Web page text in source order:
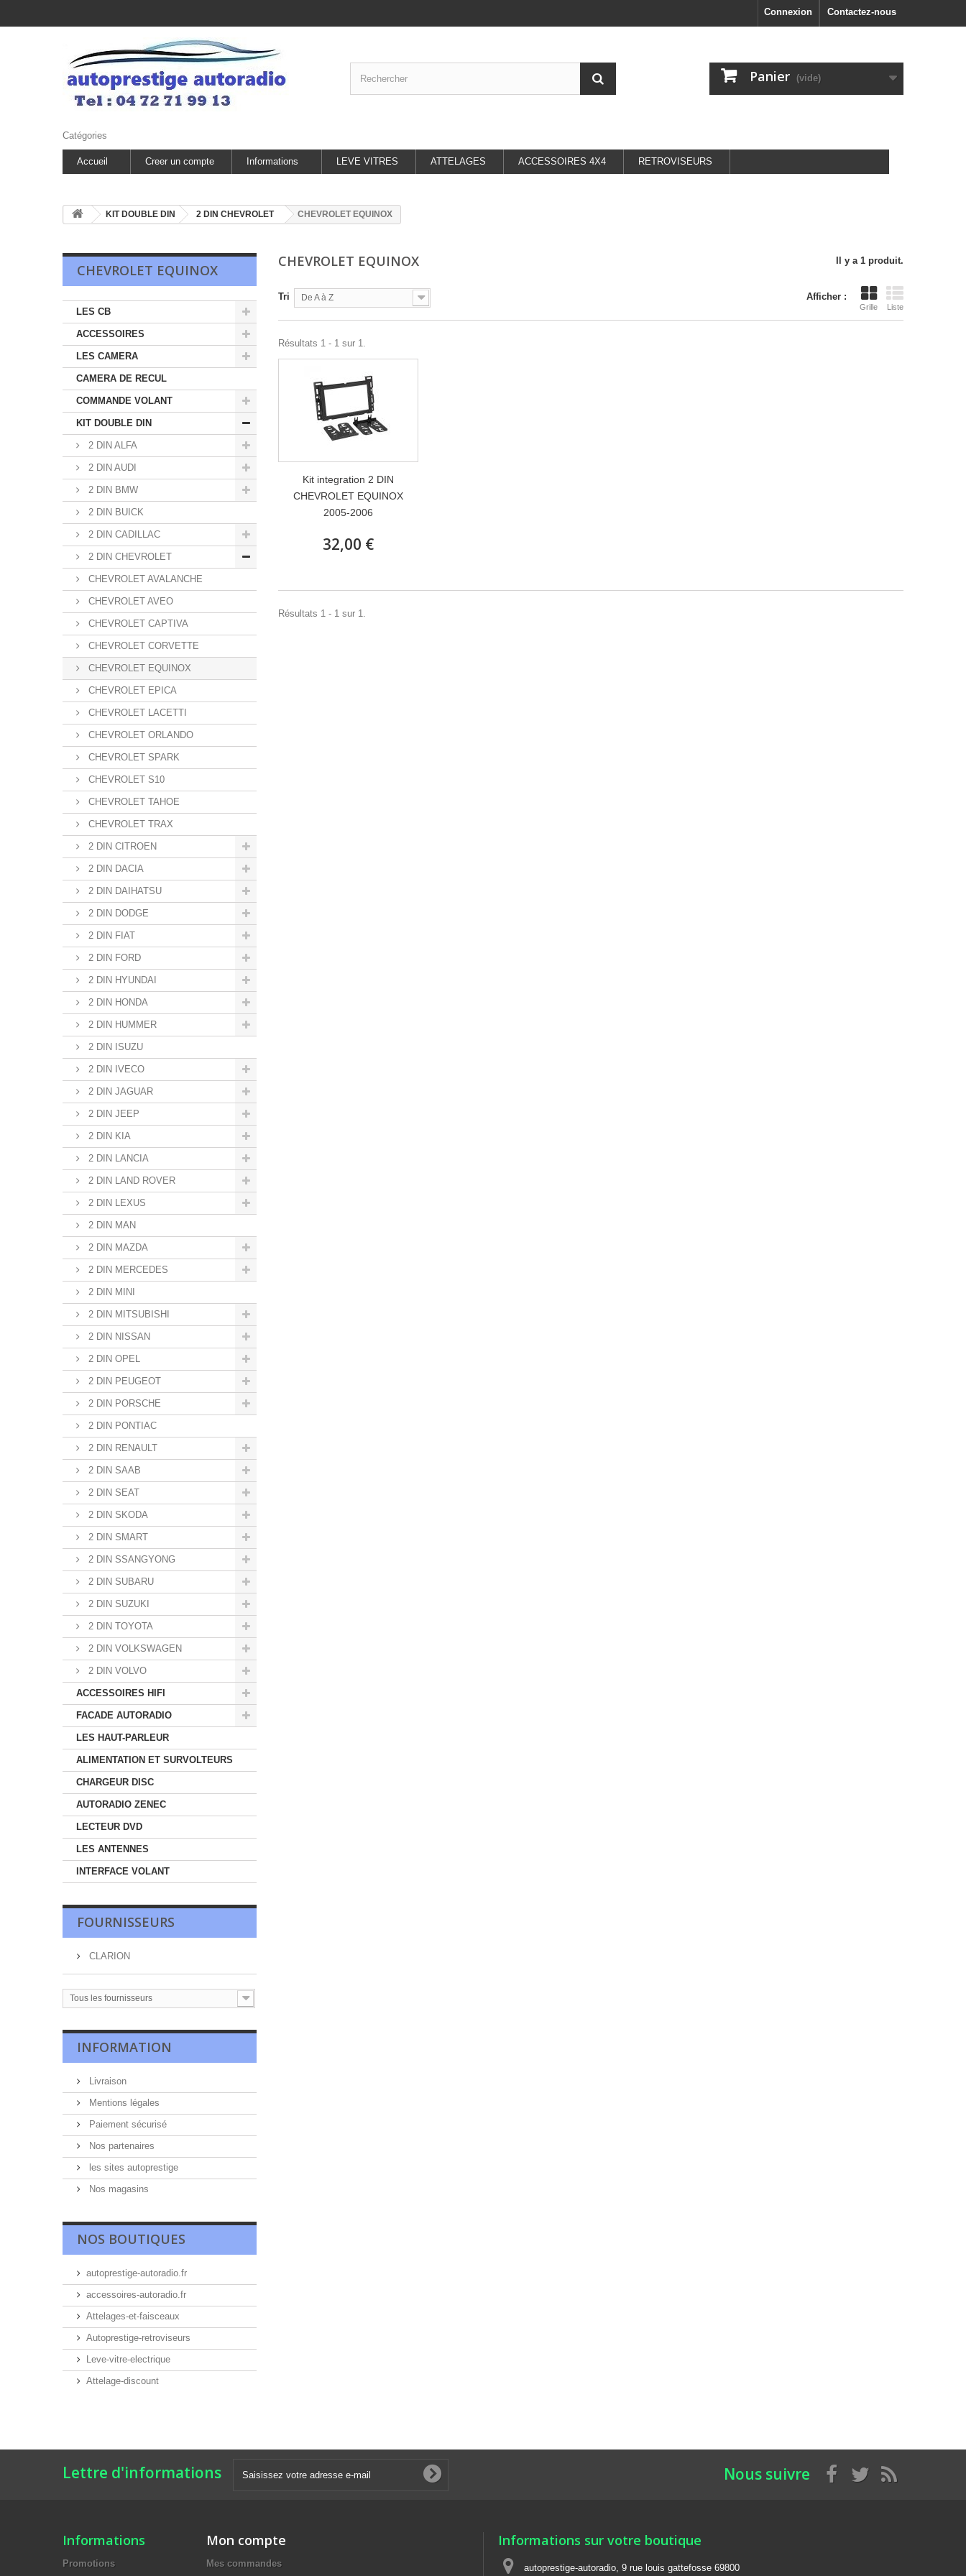
Contactez-nous
Connexion
Panier (vide)
Catégories
Accueil Creer un compte Informations LEVE VITRES ATTELAGES ACCESSOIRES 4X4 RETROVISEURS
KIT DOUBLE DIN 2 DIN CHEVROLET CHEVROLET EQUINOX
CHEVROLET EQUINOX
LES CB
ACCESSOIRES
LES CAMERA
CAMERA DE RECUL
COMMANDE VOLANT
KIT DOUBLE DIN
2 DIN ALFA
2 DIN AUDI
2 DIN BMW
2 DIN BUICK
2 DIN CADILLAC
2 DIN CHEVROLET
CHEVROLET AVALANCHE
CHEVROLET AVEO
CHEVROLET CAPTIVA
CHEVROLET CORVETTE
CHEVROLET EQUINOX
CHEVROLET EPICA
CHEVROLET LACETTI
CHEVROLET ORLANDO
CHEVROLET SPARK
CHEVROLET S10
CHEVROLET TAHOE
CHEVROLET TRAX
2 DIN CITROEN
2 DIN DACIA
2 DIN DAIHATSU
2 DIN DODGE
2 DIN FIAT
2 DIN FORD
2 DIN HYUNDAI
2 DIN HONDA
2 DIN HUMMER
2 DIN ISUZU
2 DIN IVECO
2 DIN JAGUAR
2 DIN JEEP
2 DIN KIA
2 DIN LANCIA
2 DIN LAND ROVER
2 DIN LEXUS
2 DIN MAN
2 DIN MAZDA
2 DIN MERCEDES
2 DIN MINI
2 DIN MITSUBISHI
2 DIN NISSAN
2 DIN OPEL
2 DIN PEUGEOT
2 DIN PORSCHE
2 DIN PONTIAC
2 DIN RENAULT
2 DIN SAAB
2 DIN SEAT
2 DIN SKODA
2 DIN SMART
2 DIN SSANGYONG
2 DIN SUBARU
2 DIN SUZUKI
2 DIN TOYOTA
2 DIN VOLKSWAGEN
2 DIN VOLVO
ACCESSOIRES HIFI
FACADE AUTORADIO
LES HAUT-PARLEUR
ALIMENTATION ET SURVOLTEURS
CHARGEUR DISC
AUTORADIO ZENEC
LECTEUR DVD
LES ANTENNES
INTERFACE VOLANT
FOURNISSEURS
CLARION
Tous les fournisseurs
INFORMATION
Livraison
Mentions légales
Paiement sécurisé
Nos partenaires
les sites autoprestige
Nos magasins
NOS BOUTIQUES
autoprestige-autoradio.fr
accessoires-autoradio.fr
Attelages-et-faisceaux
Autoprestige-retroviseurs
Leve-vitre-electrique
Attelage-discount
CHEVROLET EQUINOX Il y a 1 produit.
Afficher :
Grille Liste
Tri De A à Z
Résultats 1 - 1 sur 1.
Kit integration 2 DIN
CHEVROLET EQUINOX
2005-2006
32,00 €
Résultats 1 - 1 sur 1.
Lettre d'informations Nous suivre
Informations
Promotions
Mon compte
Mes commandes
Informations sur votre boutique
autoprestige-autoradio, 9 rue louis gattefosse 69800